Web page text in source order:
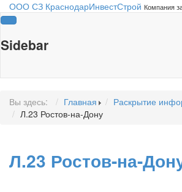
ООО СЗ КраснодарИнвестСтрой Компания
Sidebar
Вы здесь: Главная
Раскрытие
Л.23 Ростов-на-Дону
Л.23 Ростов-на-